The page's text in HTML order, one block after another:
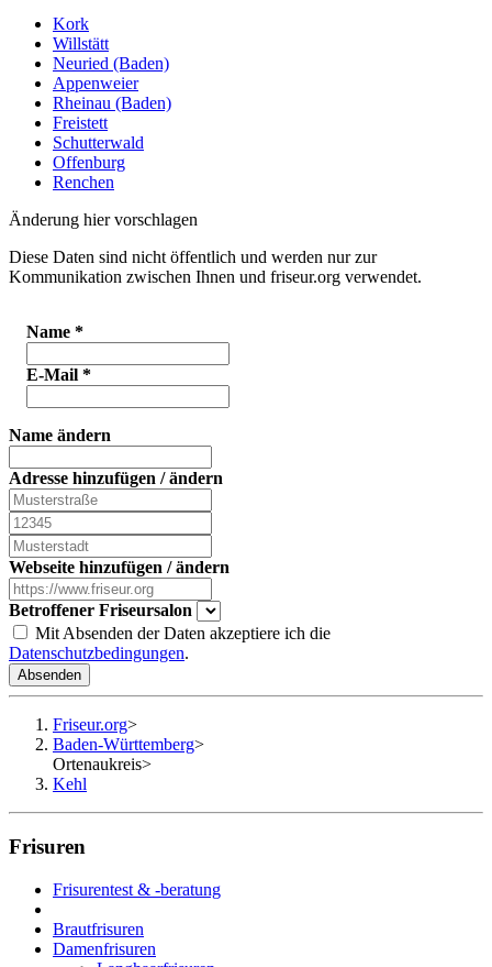
Kork
Willstätt
Neuried (Baden)
Appenweier
Rheinau (Baden)
Freistett
Schutterwald
Offenburg
Renchen
Änderung hier vorschlagen
Diese Daten sind nicht öffentlich und werden nur zur
Kommunikation zwischen Ihnen und friseur.org verwendet.
Name *
E-Mail *
Name ändern
Adresse hinzufügen / ändern
Webseite hinzufügen / ändern
Betroffener Friseursalon
Mit Absenden der Daten akzeptiere ich die
Datenschutzbedingungen.
Absenden
Friseur.org>
Baden-Württemberg>
Ortenaukreis>
Kehl
Frisuren
Frisurentest & -beratung
Brautfrisuren
Damenfrisuren